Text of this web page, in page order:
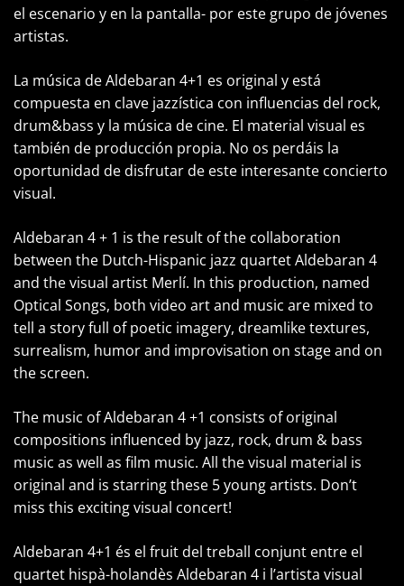
el escenario y en la pantalla- por este grupo de jóvenes
artistas.
La música de Aldebaran 4+1 es original y está
compuesta en clave jazzística con influencias del rock,
drum&bass y la música de cine. El material visual es
también de producción propia. No os perdáis la
oportunidad de disfrutar de este interesante concierto
visual.
Aldebaran 4 + 1 is the result of the collaboration
between the Dutch-Hispanic jazz quartet Aldebaran 4
and the visual artist Merlí. In this production, named
Optical Songs, both video art and music are mixed to
tell a story full of poetic imagery, dreamlike textures,
surrealism, humor and improvisation on stage and on
the screen.
The music of Aldebaran 4 +1 consists of original
compositions influenced by jazz, rock, drum & bass
music as well as film music. All the visual material is
original and is starring these 5 young artists. Don’t
miss this exciting visual concert!
Aldebaran 4+1 és el fruit del treball conjunt entre el
quartet hispà-holandès Aldebaran 4 i l’artista visual